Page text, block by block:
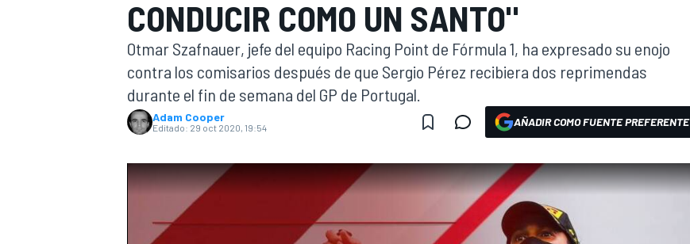
INDYCAR
CONDUCIR COMO UN SANTO"
Otmar Szafnauer, jefe del equipo Racing Point de Fórmula 1, ha expresado su enojo
contra los comisarios después de que Sergio Pérez recibiera dos reprimendas
durante el fin de semana del GP de Portugal.
Adam Cooper
Editado: 29 oct 2020, 19:54 AÑADIR COMO FUENTE PREFERENTE